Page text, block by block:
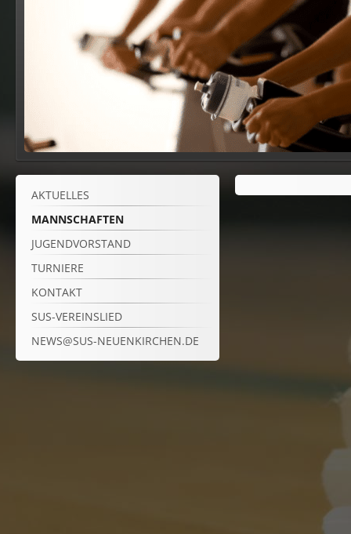
AKTUELLES
MANNSCHAFTEN
JUGENDVORSTAND
TURNIERE
KONTAKT
SUS-VEREINSLIED
NEWS@SUS-NEUENKIRCHEN.DE